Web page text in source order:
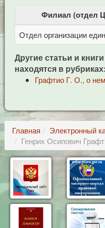
Филиал (отдел
Отдел организации
Другие статьи и
находятся в рубриках:
Графтио Г. О., о нем
Главная
Электронный
Генрих Осипович